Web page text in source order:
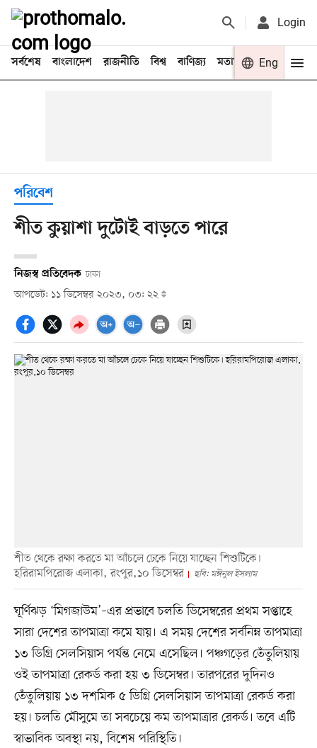
Login
সর্বশেষ বাংলাদেশ রাজনীতি বিশ্ব বাণিজ্য মতামত খেলা
Eng
পরিবেশ
শীত কুয়াশা দুটোই বাড়তে পারে
নিজস্ব প্রতিবেদক ঢাকা
আপডেট: ১১ ডিসেম্বর ২০২৩, ০৩: ২২
শীত থেকে রক্ষা করতে মা আঁচলে ঢেকে নিয়ে যাচ্ছেন শিশুটিকে।
হরিরামপিরোজ এলাকা, রংপুর,১০ ডিসেম্বর
ছবি: মঈনুল ইসলাম
ঘূর্ণিঝড় ‘মিগজাউম’–এর প্রভাবে চলতি ডিসেম্বরের প্রথম সপ্তাহে
সারা দেশের তাপমাত্রা কমে যায়। এ সময় দেশের সর্বনিম্ন তাপমাত্রা
১৩ ডিগ্রি সেলসিয়াস পর্যন্ত নেমে এসেছিল। পঞ্চগড়ের তেঁতুলিয়ায়
ওই তাপমাত্রা রেকর্ড করা হয় ৩ ডিসেম্বর। তারপরের দুদিনও
তেঁতুলিয়ায় ১৩ দশমিক ৫ ডিগ্রি সেলসিয়াস তাপমাত্রা রেকর্ড করা
হয়। চলতি মৌসুমে তা সবচেয়ে কম তাপমাত্রার রেকর্ড। তবে এটি
স্বাভাবিক অবস্থা নয়, বিশেষ পরিস্থিতি।